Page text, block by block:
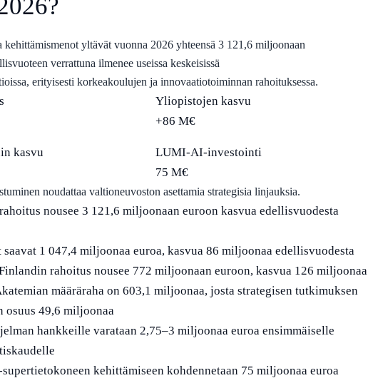
yltävät vuonna 2026 yhteensä 3 121,6 miljoonaan
verrattuna ilmenee useissa keskeisissä
erityisesti korkeakoulujen ja innovaatiotoiminnan rahoituksessa.
Yliopistojen kasvu
+86 M€
kasvu
LUMI-AI-investointi
75 M€
noudattaa valtioneuvoston asettamia strategisia linjauksia.
nousee 3 121,6 miljoonaan euroon kasvua edellisvuodesta
1 047,4 miljoonaa euroa, kasvua 86 miljoonaa edellisvuodesta
rahoitus nousee 772 miljoonaan euroon, kasvua 126 miljoonaa
määräraha on 603,1 miljoonaa, josta strategisen tutkimuksen
osuus 49,6 miljoonaa
hankkeille varataan 2,75–3 miljoonaa euroa ensimmäiselle
kehittämiseen kohdennetaan 75 miljoonaa euroa